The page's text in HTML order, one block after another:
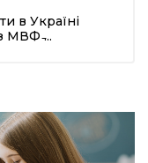
в Україні
МВФ ̵...